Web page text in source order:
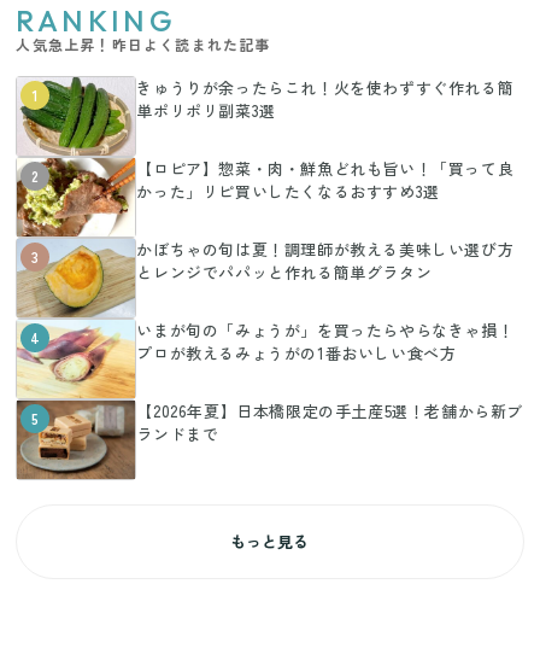
RANKING
人気急上昇！昨日よく読まれた記事
1
きゅうりが余ったらこれ！火を使わずすぐ作れる簡
単ポリポリ副菜3選
2
【ロピア】惣菜・肉・鮮魚どれも旨い！「買って良
かった」リピ買いしたくなるおすすめ3選
3
かぼちゃの旬は夏！調理師が教える美味しい選び方
とレンジでパパッと作れる簡単グラタン
4
いまが旬の「みょうが」を買ったらやらなきゃ損！
プロが教えるみょうがの1番おいしい食べ方
5
【2026年夏】日本橋限定の手土産5選！老舗から新ブ
ランドまで
もっと見る